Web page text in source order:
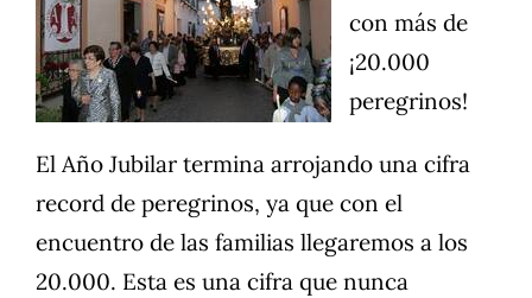
con más de
¡20.000
peregrinos!
El Año Jubilar termina arrojando una cifra
record de peregrinos, ya que con el
encuentro de las familias llegaremos a los
20.000. Esta es una cifra que nunca